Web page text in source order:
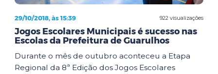
922 visualizações
29/10/2018, às 15:39
Jogos Escolares Municipais é sucesso nas
Escolas da Prefeitura de Guarulhos
Durante o mês de outubro aconteceu a Etapa
Regional da 8ª Edição dos Jogos Escolares